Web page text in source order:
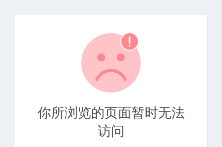
你所浏览的页面暂时无法
访问